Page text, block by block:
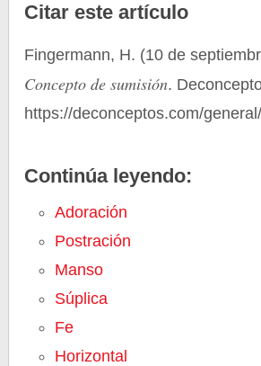
Citar este artículo
Fingermann, H. (10 de
Concepto de sumisión.
https://deconceptos.com/
Continúa leyendo:
Adoración
Postración
Manso
Súplica
Fe
Horizontal